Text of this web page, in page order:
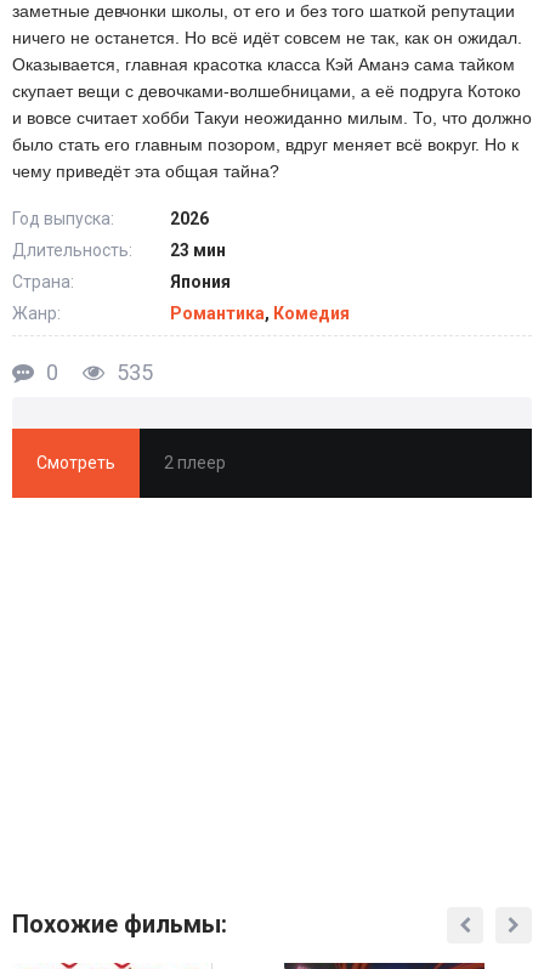
заметные девчонки школы, от его и без того шаткой репутации
ничего не останется. Но всё идёт совсем не так, как он ожидал.
Оказывается, главная красотка класса Кэй Аманэ сама тайком
скупает вещи с девочками-волшебницами, а её подруга Котоко
и вовсе считает хобби Такуи неожиданно милым. То, что должно
было стать его главным позором, вдруг меняет всё вокруг. Но к
чему приведёт эта общая тайна?
Год выпуска:
2026
Длительность:
23 мин
Страна:
Япония
Жанр:
Романтика, Комедия
0 535
Смотреть 2 плеер
Похожие фильмы: